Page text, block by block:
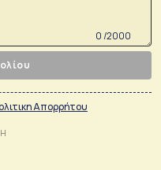
0 /2000
Απορρήτου